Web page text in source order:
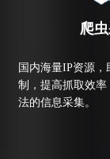
爬
国内海量IP资源
制，提高抓取效
法的信息采集。